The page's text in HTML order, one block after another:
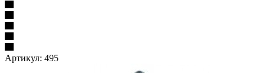
Артикул: 495